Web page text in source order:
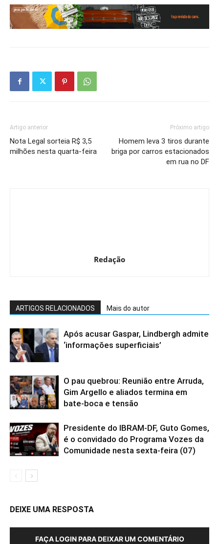
Artigo anterior
Nota Legal sorteia R$ 3,5
milhões nesta quarta-feira
Próximo artigo
Homem leva 3 tiros durante
briga por carros estacionados
em rua no DF
Redação
ARTIGOS RELACIONADOS Mais do autor
Após acusar Gaspar, Lindbergh admite
‘informações superficiais’
O pau quebrou: Reunião entre Arruda,
Gim Argello e aliados termina em
bate-boca e tensão
Presidente do IBRAM-DF, Guto Gomes,
é o convidado do Programa Vozes da
Comunidade nesta sexta-feira (07)
DEIXE UMA RESPOSTA
FAÇA LOGIN PARA DEIXAR UM COMENTÁRIO